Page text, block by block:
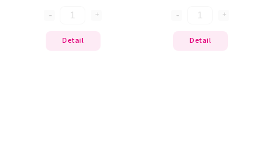
Detail Detail